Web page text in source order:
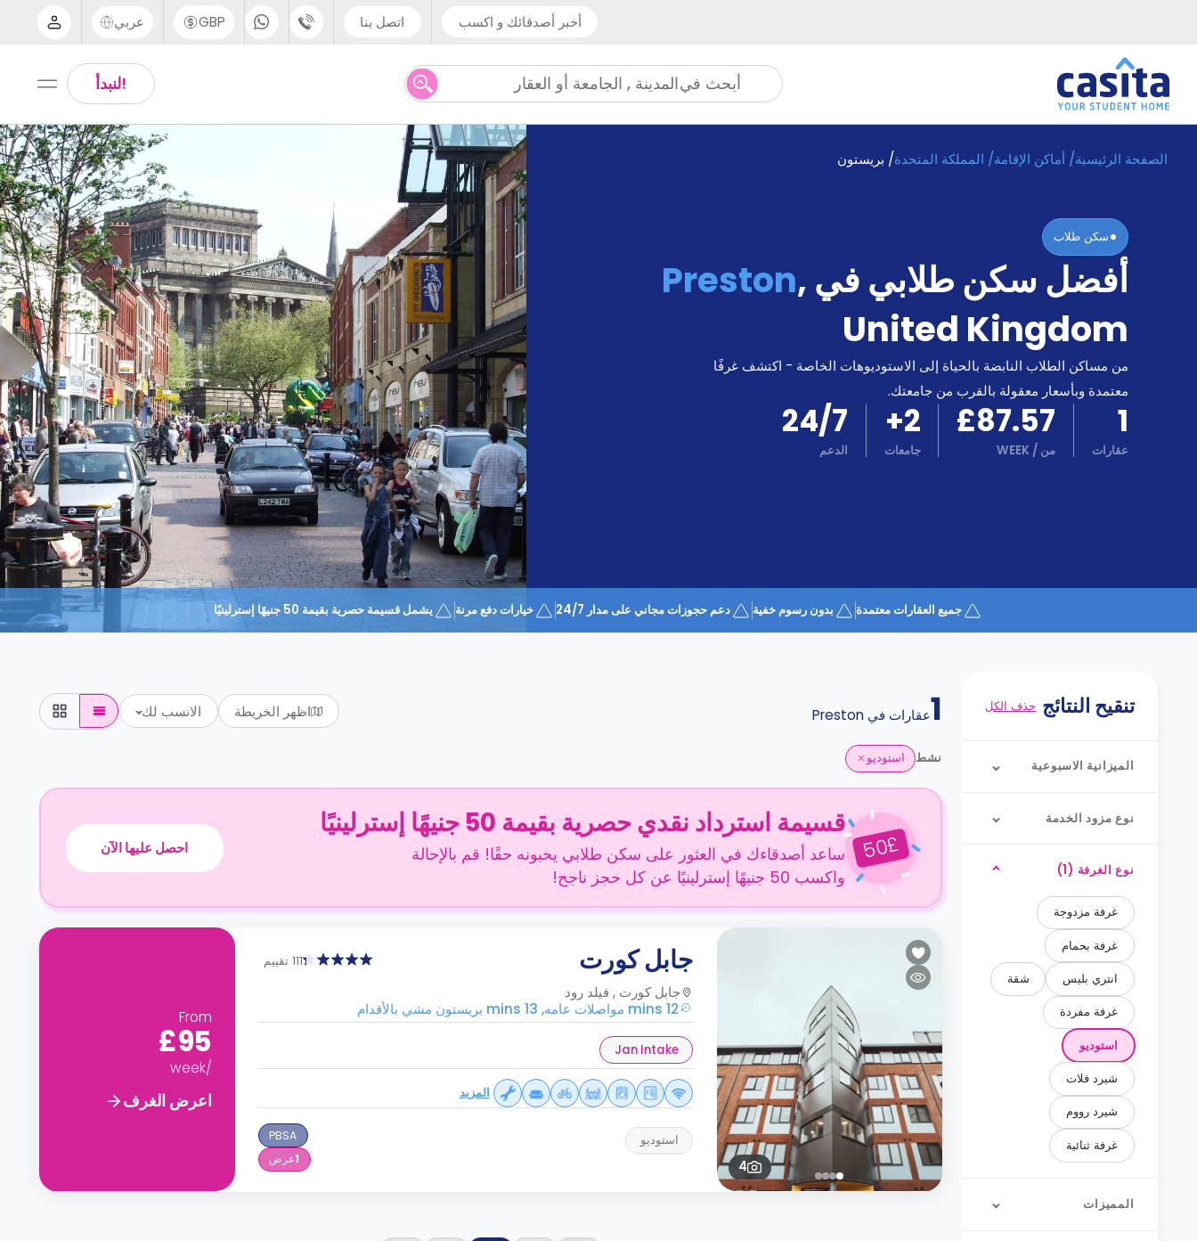
أخبر أصدقائك و اكسب اتصل بنا
UK - +44 (0) 20 3871 8666
IN - +91 (80) 3711 1326
US - +1 (646) 718 6172
GBP عربي
Arabic
English
Thai
!لنبدأ أبحث فيالمدينة , الجامعة أو العقار
الرئيسية عربي GBP
دخول
أصدقائك
تعمل؟
الصفحة الرئيسية/ أماكن الإقامة/ المملكة المتحدة/ بريستون
سكن طلاب
أفضل سكن طلابي في Preston,
United Kingdom
من مساكن الطلاب النابضة بالحياة إلى الاستوديوهات الخاصة - اكتشف غرفًا
معتمدة وبأسعار معقولة بالقرب من جامعتك.
1
عقارات
£87.57
من /
WEEK
2
+
جامعات
24/7
الدعم
جميع العقارات معتمدة بدون رسوم خفية دعم حجوزات مجاني على مدار 24/7 خيارات دفع مرنة يشمل قسيمة حصرية بقيمة 50 جنيهًا إسترلينيًا
تنقيح النتائج حذف الكل
الميزانية الاسبوعية
نوع مزود الخدمة
نوع الغرفة (1)
غرفة مزدوجة
غرفة بحمام
انتري بليس شقة
غرفة مفردة
استوديو
شيرد فلات
شيرد رووم
غرفة ثنائية
المميزات
1عقارات في Preston
نشط استوديو
اظهر الخريطة الانسب لك
£
50
قسيمة استرداد نقدي حصرية بقيمة 50 جنيهًا إسترلينيًا
ساعد أصدقاءك في العثور على سكن طلابي يحبونه حقًا! قم بالإحالة
واكسب 50 جنيهًا إسترلينيًا عن كل حجز ناجح!
احصل عليها الآن
4
جابل كورت 111 تقييم
جابل كورت , فيلد رود
12 mins مواصلات عامه, 13 mins بريستون مشي بالأقدام
Jan Intake
المزيد
استوديو
PBSA
1عرض
From
£95
/week
اعرض الغرف